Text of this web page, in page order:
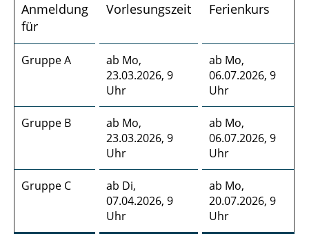
Anmeldung
für
Vorlesungszeit Ferienkurs
Gruppe A
ab Mo,
23.03.2026, 9
Uhr
ab Mo,
06.07.2026, 9
Uhr
Gruppe B
ab Mo,
23.03.2026, 9
Uhr
ab Mo,
06.07.2026, 9
Uhr
Gruppe C
ab Di,
07.04.2026, 9
Uhr
ab Mo,
20.07.2026, 9
Uhr